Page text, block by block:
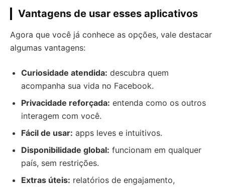
Vantagens de usar esses aplicativos
Agora que você já conhece as opções, vale destacar
algumas vantagens:
Curiosidade atendida: descubra quem
acompanha sua vida no Facebook.
Privacidade reforçada: entenda como os outros
interagem com você.
Fácil de usar: apps leves e intuitivos.
Disponibilidade global: funcionam em qualquer
país, sem restrições.
Extras úteis: relatórios de engajamento,